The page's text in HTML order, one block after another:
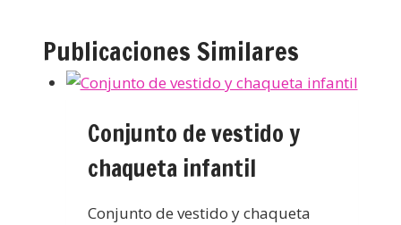
Publicaciones Similares
Conjunto de vestido y
chaqueta infantil
Conjunto de vestido y chaqueta